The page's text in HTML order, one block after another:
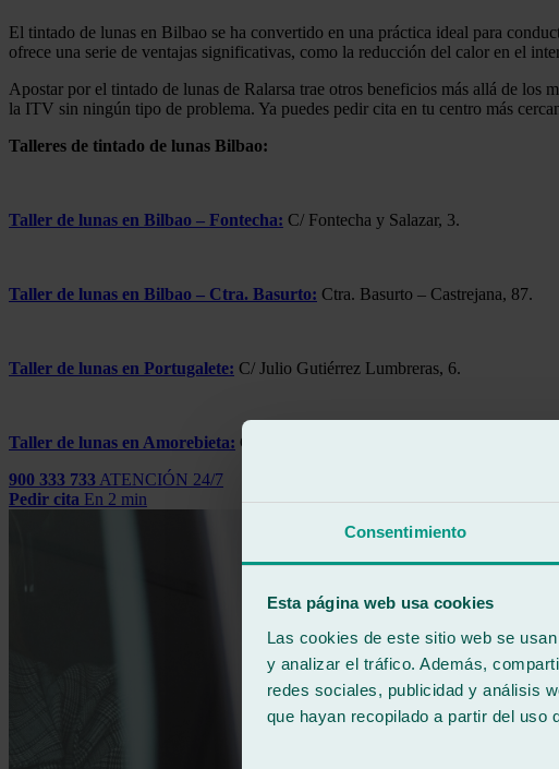
Consentimiento
Esta página web usa cookies
Las cookies de este sitio web se
y analizar el tráfico. Además,
redes sociales, publicidad y análisis
que hayan recopilado a partir del uso
El tintado de lunas en Bilbao se ha convertido en una práctica ideal para
ofrece una serie de ventajas significativas, como la reducción del calor en el
Apostar por el tintado de lunas de Ralarsa trae otros beneficios más allá de los
la ITV sin ningún tipo de problema. Ya puedes pedir cita en tu centro más
Talleres de tintado de lunas Bilbao:
Taller de lunas en Bilbao – Fontecha: C/ Fontecha y Salazar, 3.
Taller de lunas en Bilbao – Ctra. Basurto: Ctra. Basurto – Castrejana, 87.
Taller de lunas en Portugalete: C/ Julio Gutiérrez Lumbreras, 6.
Taller de lunas en Amorebieta: C/ Gudari, 31.
900 333 733 ATENCIÓN 24/7
Pedir cita En 2 min